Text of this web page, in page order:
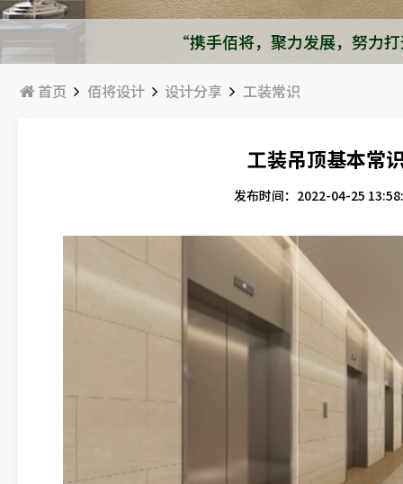
“携手佰将，聚力发展，努力
首页 佰将设计 设计分享 工装常识
工装吊顶基本常
发布时间：2022-04-25